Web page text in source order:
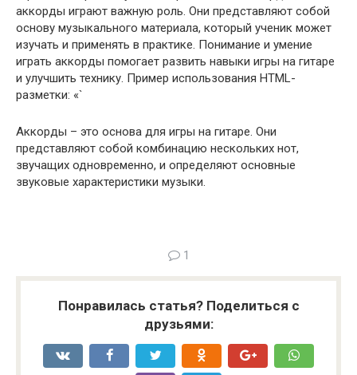
аккорды играют важную роль. Они представляют собой
основу музыкального материала, который ученик может
изучать и применять в практике. Понимание и умение
играть аккорды помогает развить навыки игры на гитаре
и улучшить технику. Пример использования HTML-
разметки: «`
Аккорды – это основа для игры на гитаре. Они
представляют собой комбинацию нескольких нот,
звучащих одновременно, и определяют основные
звуковые характеристики музыки.
1
Понравилась статья? Поделиться с
друзьями: